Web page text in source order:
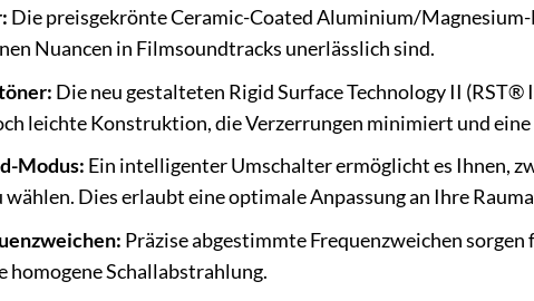
Die preisgekrönte Ceramic-Coated Aluminium/
Nuancen in Filmsoundtracks unerlässlich sind.
Die neu gestalteten Rigid Surface Technology II
leichte Konstruktion, die Verzerrungen minimiert und
Modus: Ein intelligenter Umschalter ermöglicht es Ihnen,
Dies erlaubt eine optimale Anpassung an Ihre
Präzise abgestimmte Frequenzweichen
homogene Schallabstrahlung.